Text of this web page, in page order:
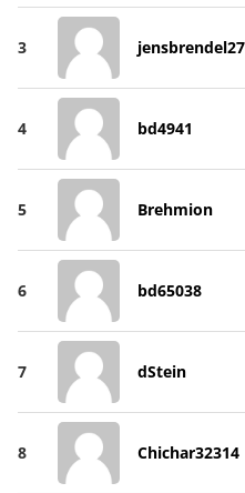
3
4 bd4941
5 Brehmion
6 bd65038
7 dStein
8 Chichar32314